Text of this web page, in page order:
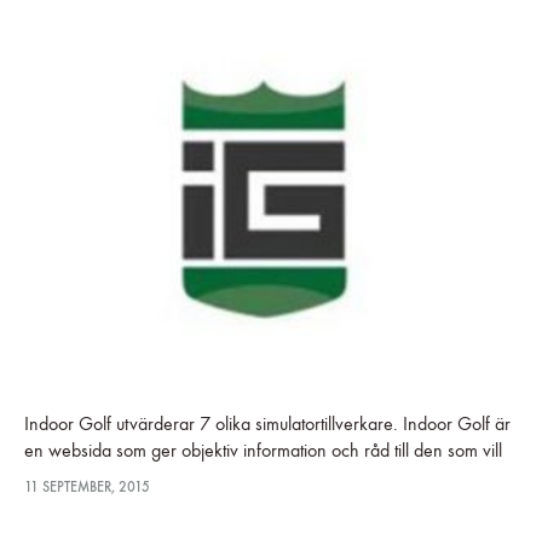
Indoor Golf utvärderar 7 olika simulatortillverkare. Indoor Golf är
en websida som ger objektiv information och råd till den som vill
investera i golfsimulatorer för kommersiellt men även privat syfte.
11 SEPTEMBER, 2015